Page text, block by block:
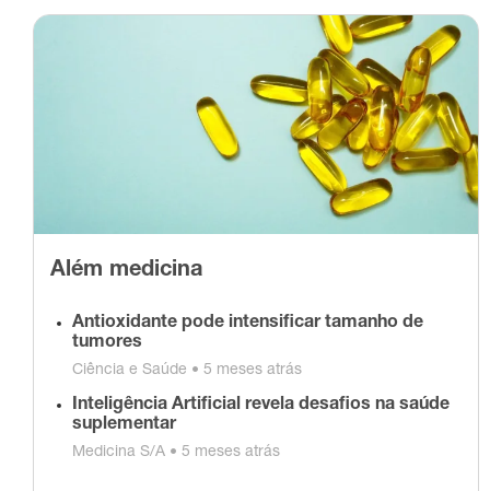
Além medicina
Antioxidante pode intensificar tamanho de
tumores
Ciência e Saúde • 5 meses atrás
Inteligência Artificial revela desafios na saúde
suplementar
Medicina S/A • 5 meses atrás